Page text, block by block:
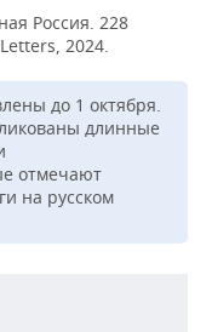
Россия. 228
2024.
до 1 октября.
длинные
отмечают
на русском